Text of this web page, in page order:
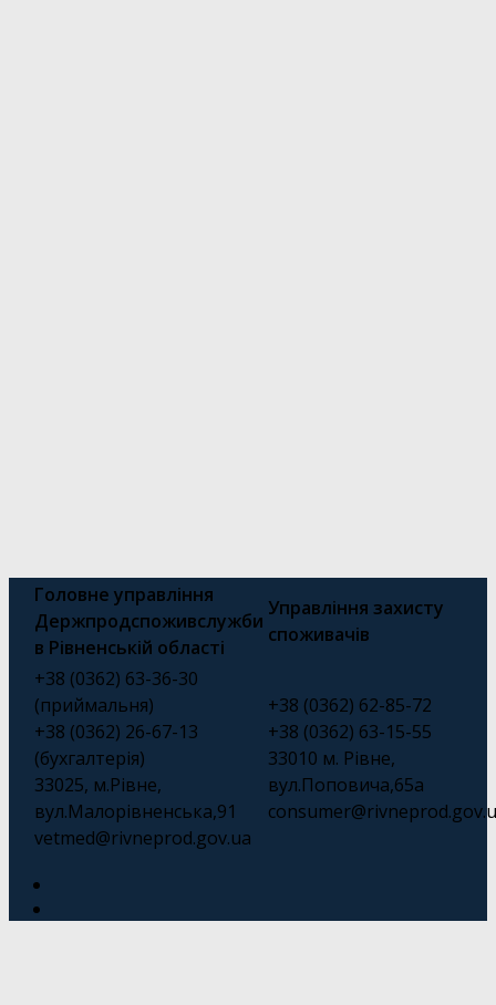
Головне управління
Держпродспоживслужби
в Рівненській області
Управління захисту
споживачів
+38 (0362) 63-36-30
(приймальня)
+38 (0362) 26-67-13
(бухгалтерія)
33025, м.Рівне,
вул.Малорівненська,91
vetmed@rivneprod.gov.ua
+38 (0362) 62-85-72
+38 (0362) 63-15-55
33010 м. Рівне,
вул.Поповича,65а